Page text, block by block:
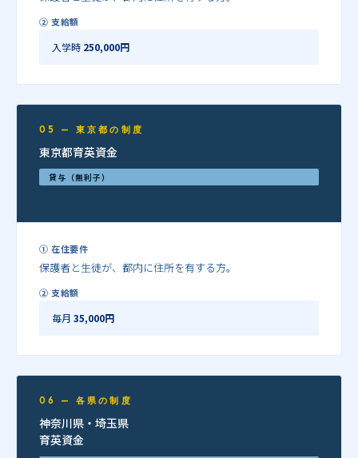
② 支給額
入学時 250,000円
05 — 東京都の制度
東京都育英資金
貸与（無利子）
① 在住要件
保護者と生徒が、都内に住所を有する方。
② 支給額
毎月 35,000円
06 — 各県の制度
神奈川県・埼玉県
育英資金